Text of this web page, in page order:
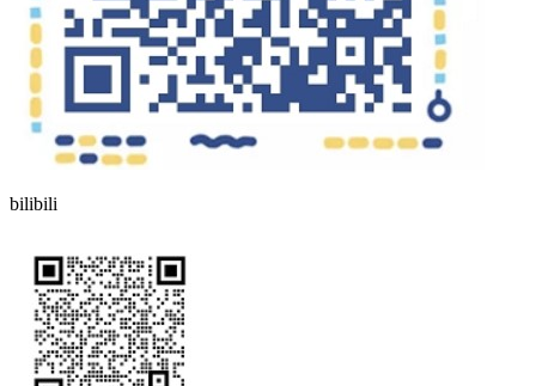
bilibili